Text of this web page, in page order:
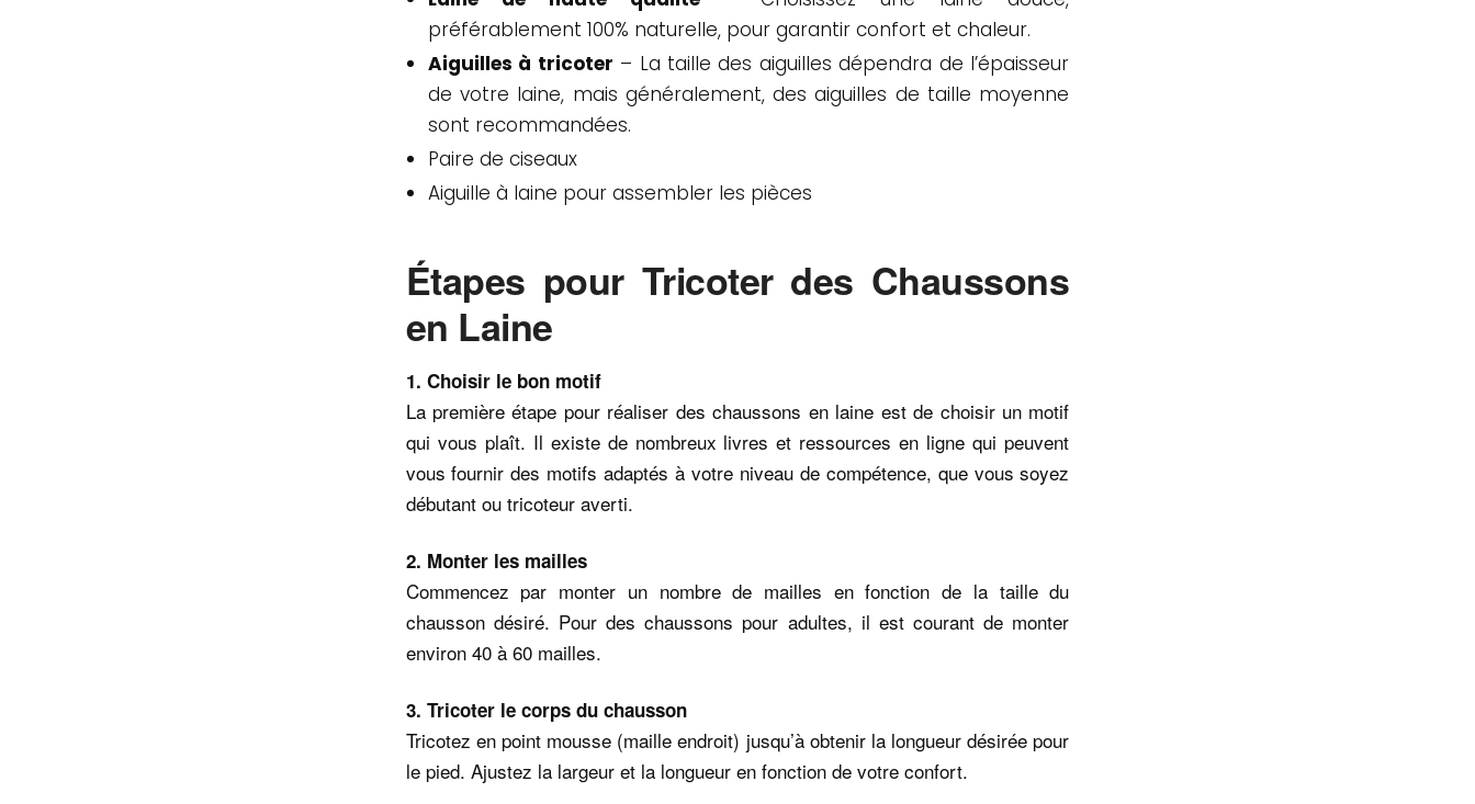
préférablement 100% naturelle, pour garantir confort et chaleur.
Aiguilles à tricoter – La taille des aiguilles dépendra de l’épaisseur
de votre laine, mais généralement, des aiguilles de taille moyenne
sont recommandées.
Paire de ciseaux
Aiguille à laine pour assembler les pièces
Étapes pour Tricoter des Chaussons
en Laine
1. Choisir le bon motif
La première étape pour réaliser des chaussons en laine est de choisir un motif
qui vous plaît. Il existe de nombreux livres et ressources en ligne qui peuvent
vous fournir des motifs adaptés à votre niveau de compétence, que vous soyez
débutant ou tricoteur averti.
2. Monter les mailles
Commencez par monter un nombre de mailles en fonction de la taille du
chausson désiré. Pour des chaussons pour adultes, il est courant de monter
environ 40 à 60 mailles.
3. Tricoter le corps du chausson
Tricotez en point mousse (maille endroit) jusqu’à obtenir la longueur désirée pour
le pied. Ajustez la largeur et la longueur en fonction de votre confort.